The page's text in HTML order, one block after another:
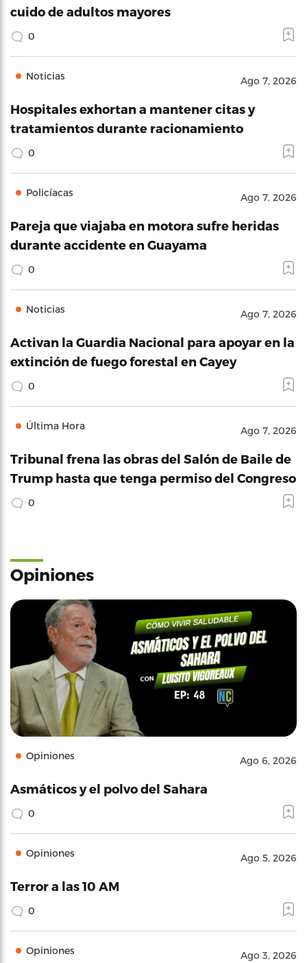
cuido de adultos mayores
0
Noticias Ago 7, 2026
Hospitales exhortan a mantener citas y
tratamientos durante racionamiento
0
Policíacas Ago 7, 2026
Pareja que viajaba en motora sufre heridas
durante accidente en Guayama
0
Noticias Ago 7, 2026
Activan la Guardia Nacional para apoyar en la
extinción de fuego forestal en Cayey
0
Última Hora Ago 7, 2026
Tribunal frena las obras del Salón de Baile de
Trump hasta que tenga permiso del Congreso
0
Opiniones
Opiniones Ago 6, 2026
Asmáticos y el polvo del Sahara
0
Opiniones Ago 5, 2026
Terror a las 10 AM
0
Opiniones Ago 3, 2026